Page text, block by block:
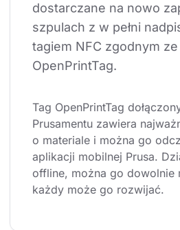
dostarczane na nowo
szpulach z w pełni
tagiem NFC zgodnym
OpenPrintTag.
Tag OpenPrintTag
Prusamentu zawiera
o materiale i można go
aplikacji mobilnej Prusa.
offline, można go dowolnie
każdy może go rozwijać.